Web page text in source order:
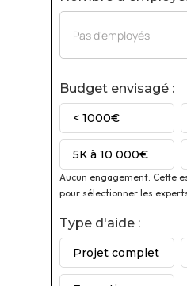
Budget envisagé :
< 1000€
5K à 10 000€
Aucun engagement. Cette
pour sélectionner les
Type d'aide :
Projet complet